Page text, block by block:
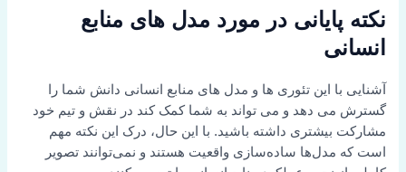
نکته پایانی در مورد مدل های منابع
انسانی
آشنایی با این تئوری ها و مدل های منابع انسانی دانش شما را
گسترش می دهد و می تواند به شما کمک کند در نقش و تیم خود
مشارکت بیشتری داشته باشید. با این حال، درک این نکته مهم
است که مدل‌ها ساده‌سازی واقعیت هستند و نمی‌توانند تصویر